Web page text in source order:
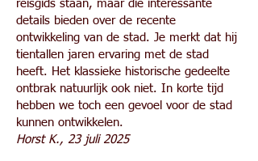
reisgids staan, maar die interessante
details bieden over de recente
ontwikkeling van de stad. Je merkt dat hij
tientallen jaren ervaring met de stad
heeft. Het klassieke historische gedeelte
ontbrak natuurlijk ook niet. In korte tijd
hebben we toch een gevoel voor de stad
kunnen ontwikkelen.
Horst K., 23 juli 2025